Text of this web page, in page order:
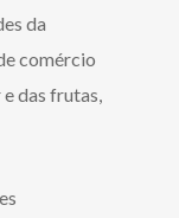
da
comércio
das frutas,